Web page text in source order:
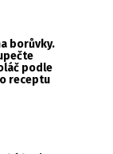
borůvky.
podle
receptu